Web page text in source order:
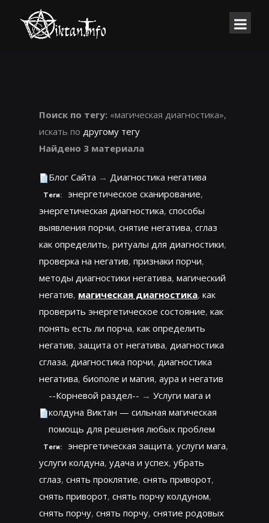
Поиск по тегу: «магическая диагностика»,
искать по другому тегу
Найдено 3 материала
Блог Сайта → Диагностика негатива
Теги: энергетическое сканирование,
энергетическая диагностика, способы
выявления порчи, снятие негатива, сглаз
как определить, ритуалы для диагностики,
проверка на негатив, признаки порчи,
методы диагностики негатива, магический
негатив, магическая диагностика, как
проверить энергетическое состояние, как
понять есть ли порча, как определить
негатив, защита от негатива, диагностика
сглаза, диагностика порчи, диагностика
негатива, биополе и магия, аура и негатив
--Корневой раздел-- → Услуги мага и
колдуна Виктан — сильная магическая
помощь для решения любых проблем
Теги: энергетическая защита, услуги мага,
услуги колдуна, удача и успех, убрать
сглаз, снять проклятие, снять приворот,
снять приворот, снять порчу колдуном,
снять порчу, снять порчу, снятие родовых